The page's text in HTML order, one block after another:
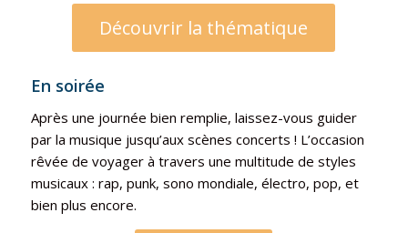
Découvrir la thématique
En soirée
Après une journée bien remplie, laissez-vous guider
par la musique jusqu’aux scènes concerts ! L’occasion
rêvée de voyager à travers une multitude de styles
musicaux : rap, punk, sono mondiale, électro, pop, et
bien plus encore.